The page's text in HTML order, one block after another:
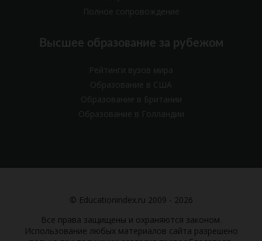
Полное сопровождение
Высшее образование за рубежом
Рейтинги вузов мира
Образование в США
Образование в Британии
Образование в Голландии
© Educationindex.ru 2009 - 2026
Все права защищены и охраняются законом.
Использование любых материалов сайта разрешено